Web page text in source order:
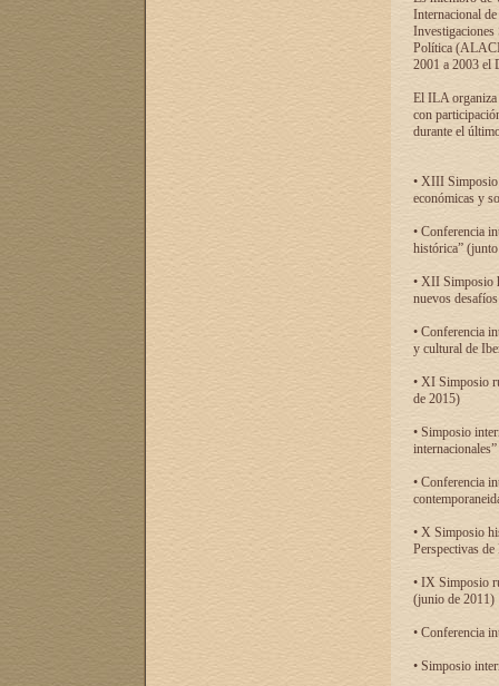
Internacional
Investigaciones
Política
2001 a 2003 el
El ILA organiza
con
durante el
• XIII Simposio
económicas y
• Conferencia
histórica”
• XII Simposio
nuevos
• Conferencia
y cultural de
• XI Simposio
de 2015)
• Simposio
• Conferencia
• X Simposio
Perspectivas
• IX Simposio
(junio de 2011)
• Conferencia
• Simposio